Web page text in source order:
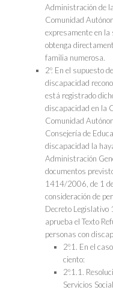
Administración de
Comunidad
expresamente en la
obtenga
familia numerosa.
2º. En el supuesto
discapacidad
está registrado
discapacidad en la
Comunidad
Consejería de
discapacidad la
Administración
documentos
1414/2006, de 1
consideración de
Decreto Legislativo
aprueba el Texto
personas con
2º.1. En el
ciento:
2º.1.1.
Servicios